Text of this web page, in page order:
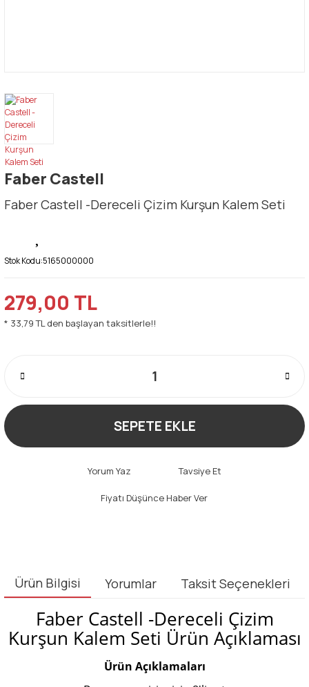
Faber Castell
Faber Castell -Dereceli Çizim Kurşun Kalem Seti
Stok Kodu:5165000000
279,00 TL
* 33,79 TL den başlayan taksitlerle!!
SEPETE EKLE
Yorum Yaz Tavsiye Et
Fiyatı Düşünce Haber Ver
Ürün Bilgisi Yorumlar Taksit Seçenekleri
Faber Castell -Dereceli Çizim
Kurşun Kalem Seti Ürün Açıklaması
Ürün Açıklamaları